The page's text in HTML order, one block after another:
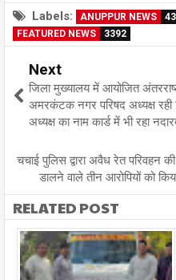
Labels: ANUPPUR NEWS
FEATURED NEWS
3392
Next
जिला मुख्यालय में आयोजित
अमरकंटक नगर परिषद अध्यक्ष रही
अध्यक्ष का नाम कार्ड में भी रहा
चचाई पुलिस द्वारा अवैध रेत परिवहन की
डालने वाले तीन आरोपियों को
RELATED POST